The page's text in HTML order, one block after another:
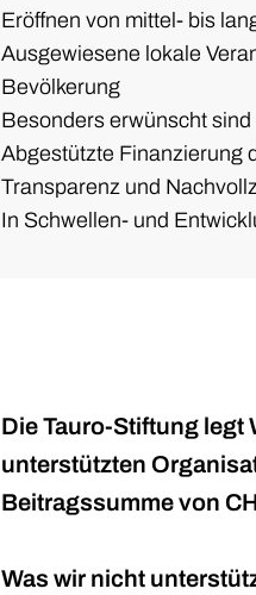
Eröffnen von mittel- bis
Ausgewiesene lokale
Bevölkerung
Besonders erwünscht
Abgestützte Finanzierung
Transparenz und
In Schwellen- und
Die Tauro-Stiftung legt
unterstützten
Beitragssumme von
Was wir nicht